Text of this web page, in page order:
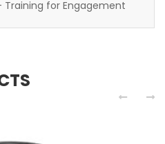
Training for Engagement